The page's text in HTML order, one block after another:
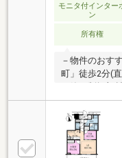
京浜東北・根
「浜松町」駅
モニタ付インター
ン
所有権
－物件のおす
町」徒歩2分(
月築・制振部
災備蓄倉庫を
フィットネ
の特徴・全居
室は最大天井
チン・ペット